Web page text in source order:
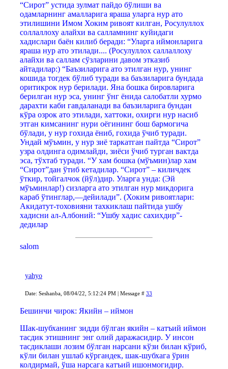
“Сирот” устида зулмат пайдо бўлиши ва
одамларнинг амалларига яраша уларга нур ато
этилишини Имом Хоким ривоят килган, Росулуллох
соллаллоху алайхи ва салламнинг куйидаги
хадислари баён килиб беради: “Уларга иймонларига
яраша нур ато этилади.... (Росулуллох саллаллоху
алайхи ва саллам сўзларини давом этказиб
айтадилар:) “Баъзиларига ато этилган нур, унинг
кошида тогдек бўлиб туради ва баъзиларига бундада
оритикрок нур берилади. Яна бошка бировларига
берилган нур эса, унинг ўнг ёнида салобатли хурмо
дарахти каби гавдаланади ва баъзиларига бундан
кўра озрок ато этилади, хаттоки, охирги нур насиб
этган кимсанинг нури оёгининг бош бармогича
бўлади, у нур гохида ёниб, гохида ўчиб туради.
Ундай мўъмин, у нур зиё таркатган пайтда “Cирот”
узра олдинга одимлайди, зиёси ўчиб турган вактда
эса, тўхтаб туради. “У хам бошка (мўъмин)лар хам
“Сирот”дан ўтиб кетадилар. “Сирот” – киличдек
ўткир, тойгалчок (йўл)дир. Уларга унда: (Эй
мўъминлар!) сизларга ато этилган нур микдорига
караб ўтинглар,—дейилади”. (Хоким ривоятлари:
Акидатут-тоховияни тахкиклаш пайтида ушбу
хадисни ал-Албоний: “Ушбу хадис сахихдир”-
дедилар
salom
yahyo
Date: Seshanba, 08/04/22, 5:12:24 PM | Message # 33
Бешинчи чирок: Якийн – иймон
Шак-шубханинг зидди бўлган якийн – катъий иймон
тасдик этишнинг энг олий даражасидир. У инсон
тасдиклаши лозим бўлган нарсани кўзи билан кўриб,
кўли билан ушлаб кўргандек, шак-шубхага ўрин
колдирмай, ўша нарсага катъий ишонмогидир.